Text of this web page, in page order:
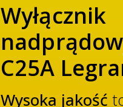
Wyłącznik
C25A
Wysoka jakość